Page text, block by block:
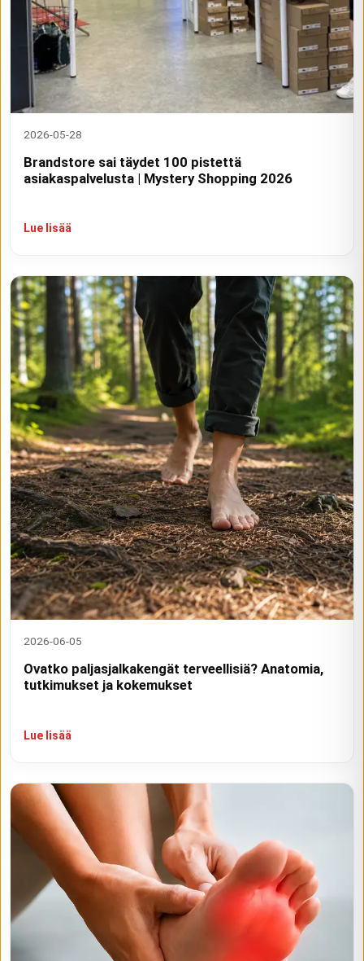
2026-05-28
Brandstore sai täydet 100 pistettä
asiakaspalvelusta | Mystery Shopping 2026
Lue lisää
2026-06-05
Ovatko paljasjalkakengät terveellisiä? Anatomia,
tutkimukset ja kokemukset
Lue lisää